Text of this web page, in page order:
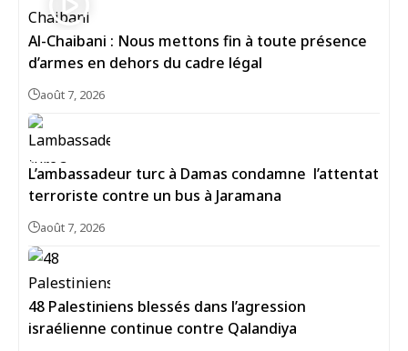
Al-Chaibani : Nous mettons fin à toute présence
d’armes en dehors du cadre légal
août 7, 2026
L’ambassadeur turc à Damas condamne l’attentat
terroriste contre un bus à Jaramana
août 7, 2026
48 Palestiniens blessés dans l’agression
israélienne continue contre Qalandiya